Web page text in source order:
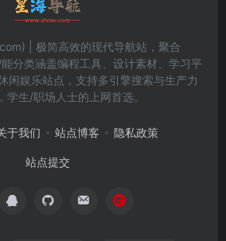
| 极简高效的现代导航站，聚合
分类涵盖编程工具、设计素材、学习平
闲娱乐站点，支持多引擎搜索与生产力
学生/职场人士的上网首选。
于我们 站点博客 隐私政策
站点提交